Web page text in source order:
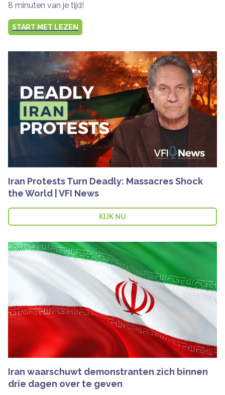
8 minuten van je tijd!
START MET LEZEN
Iran Protests Turn Deadly: Massacres Shock
the World | VFI News
KIJK NU
Iran waarschuwt demonstranten zich binnen
drie dagen over te geven